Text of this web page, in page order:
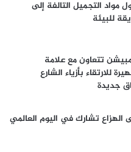
مواد التجميل التالفة إلى
للبيئة
تتعاون مع علامة
للارتقاء بأزياء الشارع
جديدة
الهزاع تشارك في اليوم العالمي